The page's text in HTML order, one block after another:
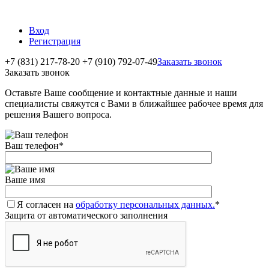
Вход
Регистрация
+7 (831) 217-78-20 +7 (910) 792-07-49Заказать звонок
Заказать звонок
Оставьте Ваше сообщение и контактные данные и наши
специалисты свяжутся с Вами в ближайшее рабочее время для
решения Вашего вопроса.
Ваш телефон*
Ваше имя
Я согласен на обработку персональных данных.*
Защита от автоматического заполнения